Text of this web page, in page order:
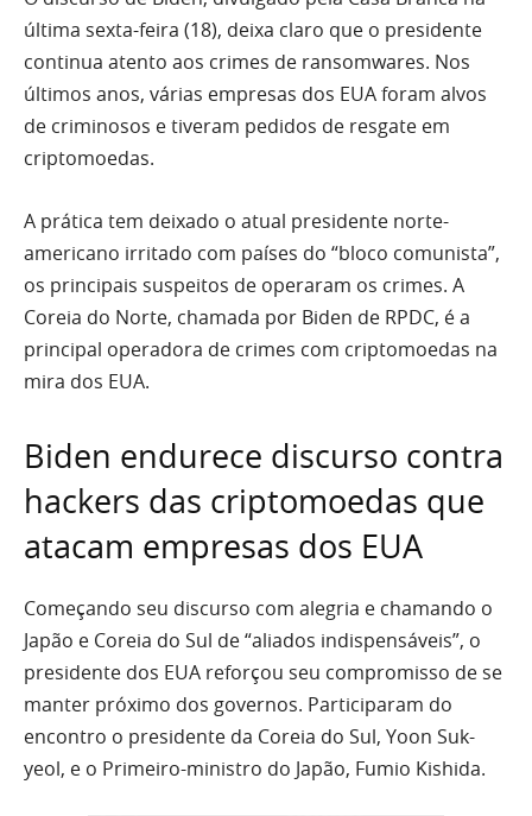
última sexta-feira (18), deixa claro que o presidente
continua atento aos crimes de ransomwares. Nos
últimos anos, várias empresas dos EUA foram alvos
de criminosos e tiveram pedidos de resgate em
criptomoedas.
A prática tem deixado o atual presidente norte-
americano irritado com países do “bloco comunista”,
os principais suspeitos de operaram os crimes. A
Coreia do Norte, chamada por Biden de RPDC, é a
principal operadora de crimes com criptomoedas na
mira dos EUA.
Biden endurece discurso contra
hackers das criptomoedas que
atacam empresas dos EUA
Começando seu discurso com alegria e chamando o
Japão e Coreia do Sul de “aliados indispensáveis”, o
presidente dos EUA reforçou seu compromisso de se
manter próximo dos governos. Participaram do
encontro o presidente da Coreia do Sul, Yoon Suk-
yeol, e o Primeiro-ministro do Japão, Fumio Kishida.